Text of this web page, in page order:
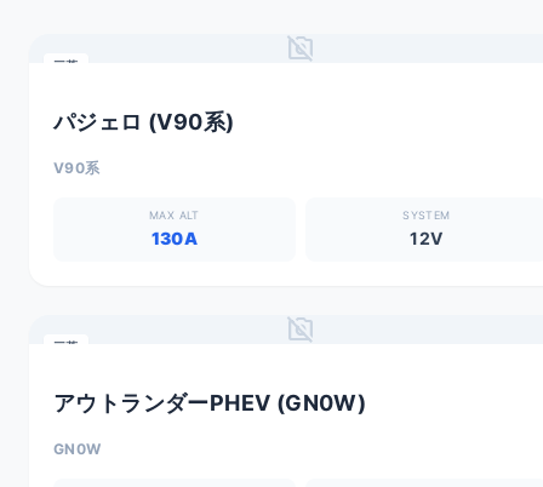
no_photography
三菱
パジェロ (V90系)
V90系
MAX ALT
130A
SYSTEM
12V
no_photography
三菱
アウトランダーPHEV (GN0W)
GN0W